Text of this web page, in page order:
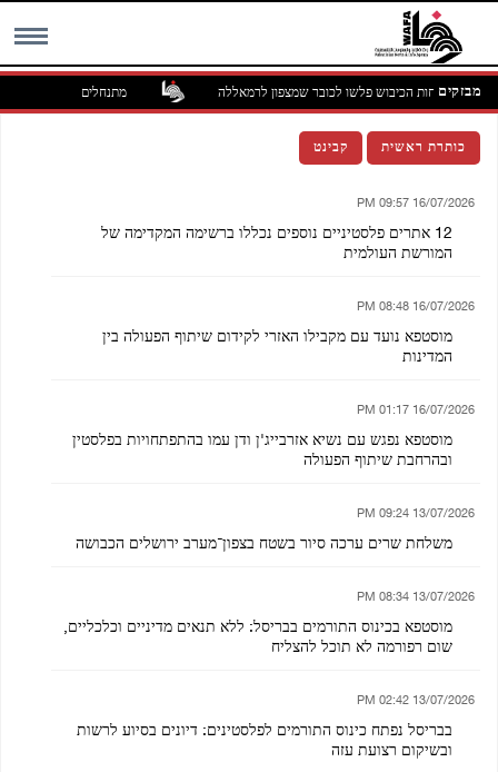
מבזקים
כוחות הכיבוש פלשו לכובר שמצפון לרמאללה מתנחלים תקפו מתפללים
כותרת ראשית קבינט
16/07/2026 09:57 PM
12 אתרים פלסטיניים נוספים נכללו ברשימה המקדימה של
המורשת העולמית
16/07/2026 08:48 PM
מוסטפא נועד עם מקבילו האזרי לקידום שיתוף הפעולה בין
המדינות
16/07/2026 01:17 PM
מוסטפא נפגש עם נשיא אזרבייג'ן ודן עמו בהתפתחויות בפלסטין
ובהרחבת שיתוף הפעולה
13/07/2026 09:24 PM
משלחת שרים ערכה סיור בשטח בצפון־מערב ירושלים הכבושה
13/07/2026 08:34 PM
מוסטפא בכינוס התורמים בבריסל: ללא תנאים מדיניים וכלכליים,
שום רפורמה לא תוכל להצליח
13/07/2026 02:42 PM
בבריסל נפתח כינוס התורמים לפלסטינים: דיונים בסיוע לרשות
ובשיקום רצועת עזה